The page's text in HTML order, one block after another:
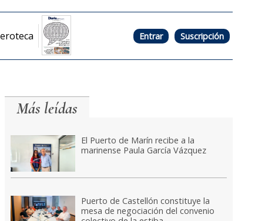
Entrar Suscripción
Más leídas
El Puerto de Marín recibe a la
marinense Paula García Vázquez
Puerto de Castellón constituye la
mesa de negociación del convenio